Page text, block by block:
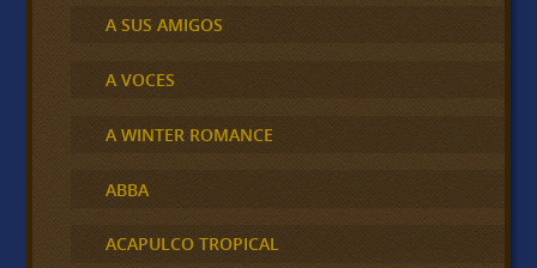
A SUS AMIGOS
A VOCES
A WINTER ROMANCE
ABBA
ACAPULCO TROPICAL